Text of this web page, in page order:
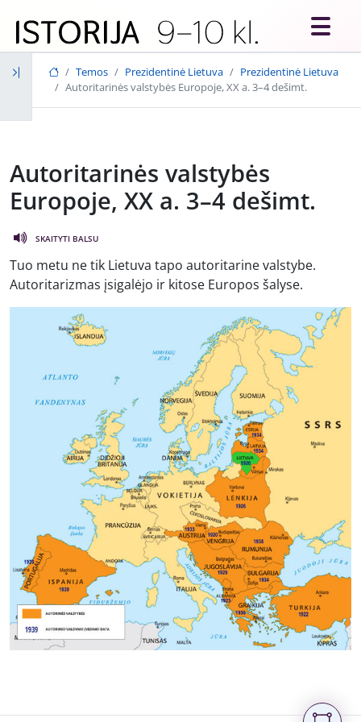
Temos Prezidentinė Lietuva
Prezidentinė Lietuva
Autoritarinės valstybės Europoje, XX a. 3–4 dešimt.
Autoritarinės valstybės
Europoje, XX a. 3–4 dešimt.
SKAITYTI BALSU
Tuo metu ne tik Lietuva tapo autoritarine valstybe.
Autoritarizmas įsigalėjo ir kitose Europos šalyse.